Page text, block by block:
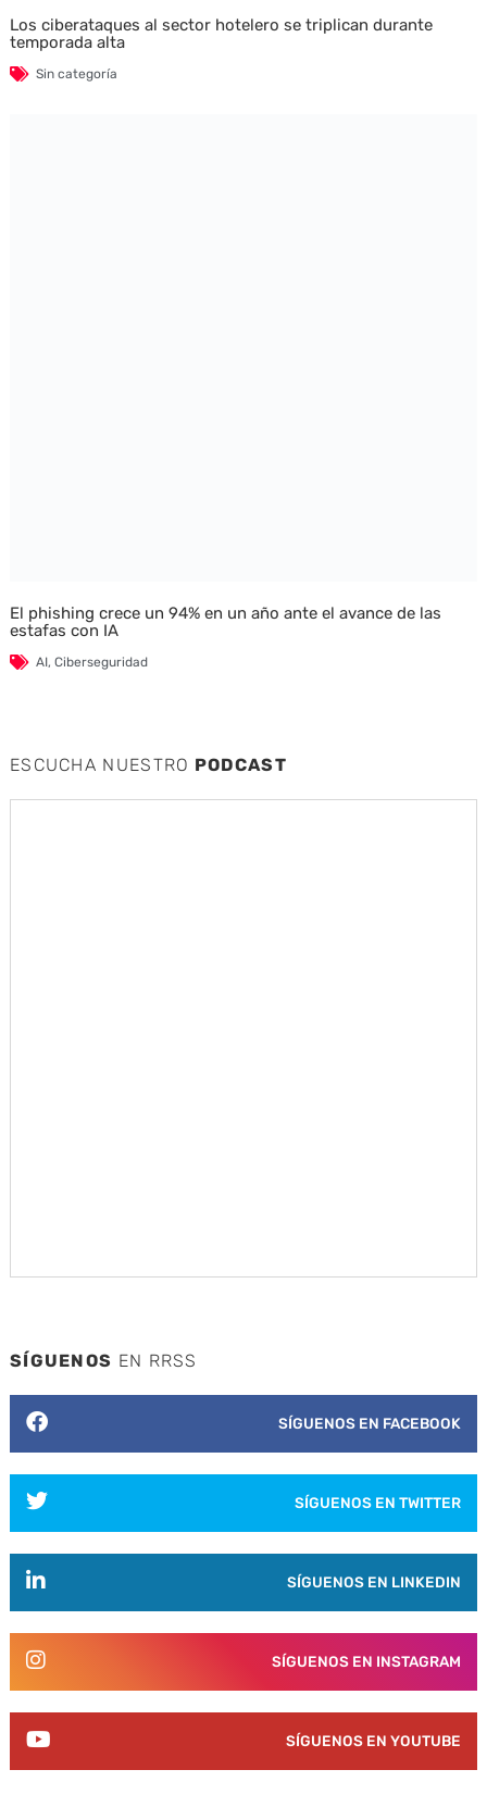
Los ciberataques al sector hotelero se triplican durante
temporada alta
Sin categoría
El phishing crece un 94% en un año ante el avance de las
estafas con IA
AI, Ciberseguridad
ESCUCHA NUESTRO PODCAST
SÍGUENOS EN RRSS
SÍGUENOS EN FACEBOOK
SÍGUENOS EN TWITTER
SÍGUENOS EN LINKEDIN
SÍGUENOS EN INSTAGRAM
SÍGUENOS EN YOUTUBE